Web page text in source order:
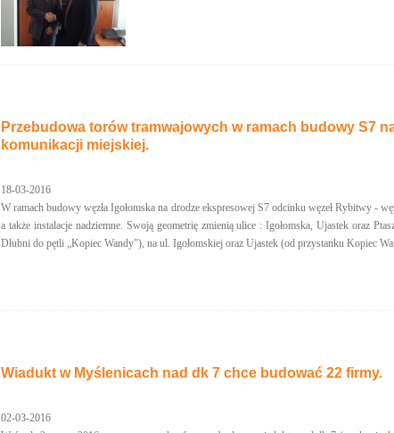
Przebudowa torów tramwajowych w ramach budowy S7
komunikacji miejskiej.
18-03-2016
W ramach budowy węzła Igołomska na drodze ekspresowej S7 odcinku węzeł Rybitwy -
a także instalacje nadziemne. Swoją geometrię zmienią ulice : Igołomska, Ujastek oraz
Dłubni do pętli „Kopiec Wandy”), na ul. Igołomskiej oraz Ujastek (od przystanku Kopiec
Wiadukt w Myślenicach nad dk 7 chce budować 22 firmy.
02-03-2016